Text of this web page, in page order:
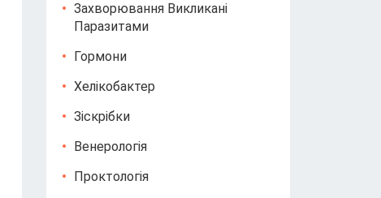
Захворювання Викликані
Паразитами
Гормони
Хелікобактер
Зіскрібки
Венерологія
Проктологія